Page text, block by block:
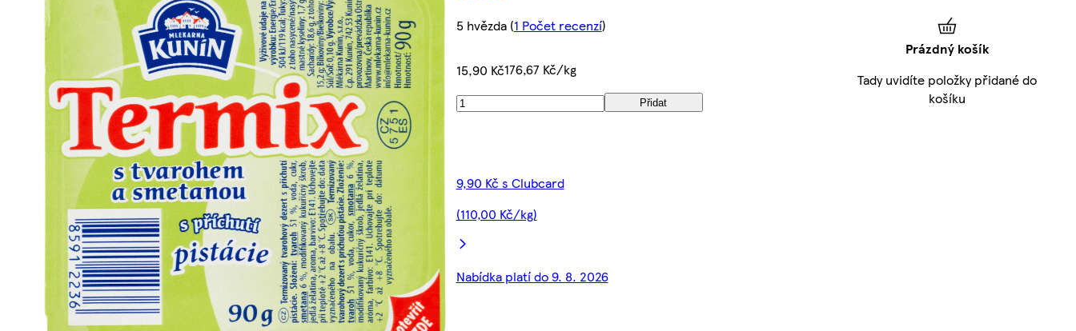
5 hvězda(1 Počet recenzí)
15,90 Kč176,67 Kč/kg
Přidat
9,90 Kč s Clubcard
(110,00 Kč/kg)
Nabídka platí do 9. 8. 2026
Prázdný košík
Tady uvidíte položky přidané do
košíku